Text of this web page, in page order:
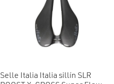
Selle Italia Italia sillín SLR